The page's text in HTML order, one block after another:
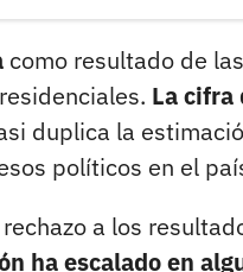
como resultado de las
La cifra
duplica la
políticos en el
a los
ha escalado en